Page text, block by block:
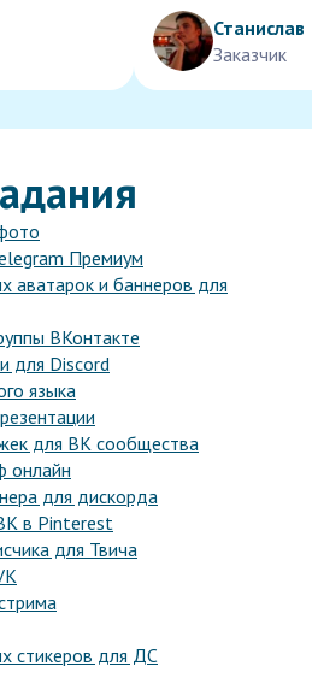
Станислав
Заказчик
Премиум
аватарок и баннеров для
ВКонтакте
для Discord
языка
для ВК сообщества
онлайн
для дискорда
в Pinterest
для Твича
стикеров для ДС